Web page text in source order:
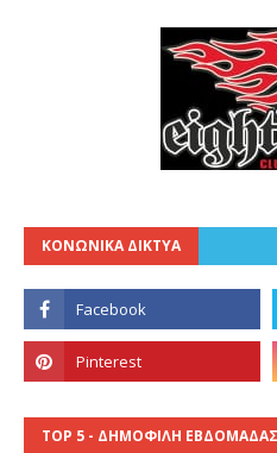
ΚΟΝΩΝΙΚΑ ΔΙΚΤΥΑ
TOP 5 - ΔΗΜΟΦΙΛΗ ΕΒΔΟΜΑΔΑΣ